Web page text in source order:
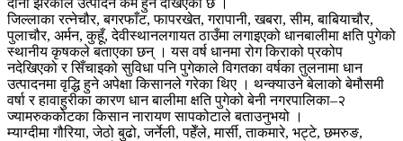
जिल्लाका रत्नेचौर, बगरफाँट, फापरखेत, गरापानी, खबरा, सीम, बाबियाचौर,
पुलाचौर, अर्मन, कुहूँ, देवीस्थानलगायत ठाउँमा लगाइएको धानबालीमा क्षति पुगेको
स्थानीय कृषकले बताएका छन् । यस वर्ष धानमा रोग किराको प्रकोप
नदेखिएको र सिँचाइको सुविधा पनि पुगेकाले विगतका वर्षका तुलनामा धान
उत्पादनमा वृद्धि हुने अपेक्षा किसानले गरेका थिए । थन्क्याउने बेलाको बेमौसमी
वर्षा र हावाहुरीका कारण धान बालीमा क्षति पुगेको बेनी नगरपालिका–२
ज्यामरुककोटका किसान नारायण सापकोटाले बताउनुभयो ।
म्याग्दीमा गौरिया, जेठो बुढो, जर्नेली, पहेँले, मार्सी, ताकमारे, भट्टे, छमरुङ,